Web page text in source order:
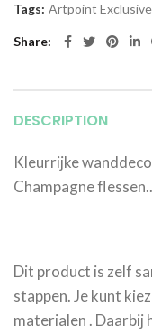
Tags: Artpoint Exclusive
Share
DESCRIPTION
Kleurrijke
Champagne
Dit product is zelf
stappen. Je kunt
materialen . Daarbij